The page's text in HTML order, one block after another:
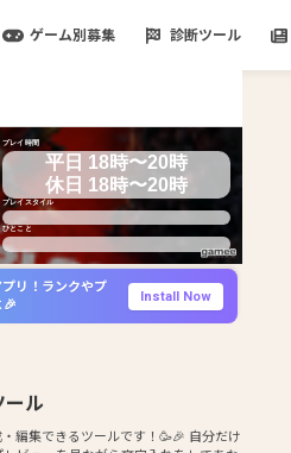
ゲーム別募集 診断ツール
プレイ時間
平日 18時〜20時
休日 18時〜20時
プレイスタイル
ひとこと
リ！ランクやプ
🎉
Install Now
ール
編集できるツールです！🥳🎉 自分だけ